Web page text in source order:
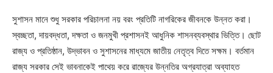
সুশাসন মানে শুধু সরকার পরিচালনা নয় বরং প্রতিটি নাগরিকের জীবনকে উন্নত করা।
স্বচ্ছতা, দায়বদ্ধতা, দক্ষতা ও জনমুখী প্রশাসনই আধুনিক শাসনব্যবস্থার ভিত্তি। ছোট
রাজ্য ও প্রতিষ্ঠান, উদ্ভাবন ও সুশাসনের মাধ্যমে জাতীয় নেতৃত্ব দিতে সক্ষম। বর্তমান
রাজ্য সরকার সেই ভাবনাকেই পাথেয় করে রাজ্যের উন্নতির অগ্রযাত্রা অব্যাহত